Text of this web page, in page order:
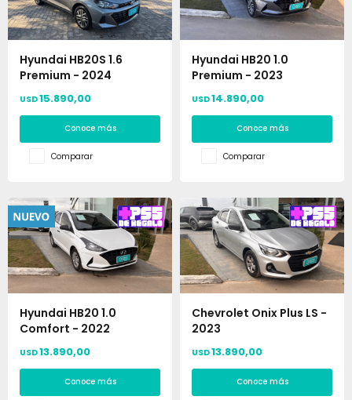
Hyundai HB20S 1.6
Premium - 2024
USD15.890,00
Conoce más
Comparar
Hyundai HB20 1.0
Premium - 2023
USD14.890,00
Conoce más
Comparar
Hyundai HB20 1.0
Comfort - 2022
USD13.890,00
Conoce más
Chevrolet Onix Plus LS -
2023
USD13.890,00
Conoce más